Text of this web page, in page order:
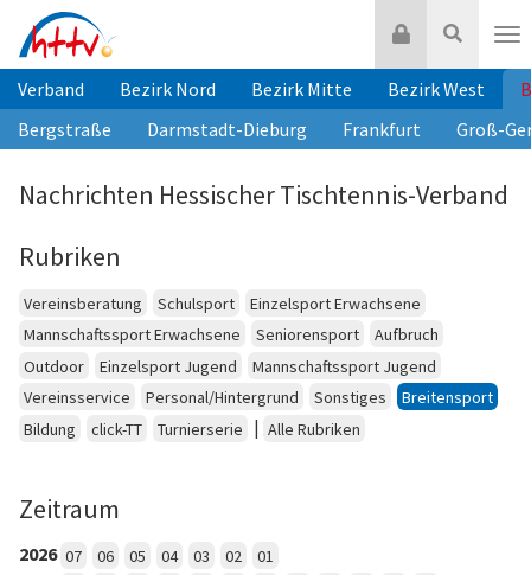
Inhalt
springen
Suche
Login
Verband Bezirk Nord Bezirk Mitte Bezirk West
Bergstraße
Darmstadt-Dieburg Frankfurt Groß-
Nachrichten Hessischer Tischtennis-Verband
Rubriken
Vereinsberatung Schulsport
Einzelsport Erwachsene
Mannschaftssport Erwachsene
Seniorensport
Aufbruch
Outdoor
Einzelsport Jugend
Mannschaftssport Jugend
Vereinsservice
Personal/Hintergrund Sonstiges
Breitensport
Bildung
click-TT Turnierserie | Alle Rubriken
Zeitraum
2026 07 06 05 04 03 02 01